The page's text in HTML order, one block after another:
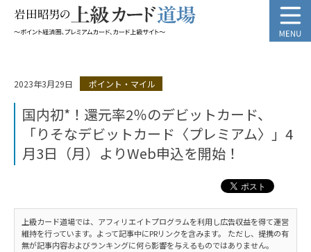
2023年3月29日 ポイント・マイル
国内初*！還元率2％のデビットカード、
「りそなデビットカード〈プレミアム〉」4
月3日（月）よりWeb申込を開始！
上級カード道場では、アフィリエイトプログラムを利用し広告収益を得て運営
維持を行っています。よって記事中にPRリンクを含みます。 ただし、提携の有
無が記事内容およびランキングに何ら影響を与えるものではありません。